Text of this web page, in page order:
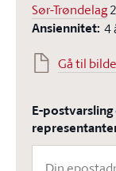
Sør-Trøndelag
Ansiennitet: 4
Gå til
E-